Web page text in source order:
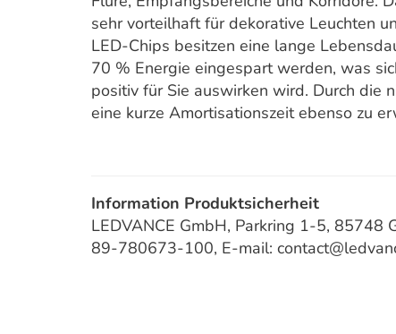
sehr vorteilhaft für dekorative Leuchten
LED-Chips besitzen eine lange
70 % Energie eingespart werden, was
positiv für Sie auswirken wird. Durch die
eine kurze Amortisationszeit ebenso zu
Information Produktsicherheit
LEDVANCE GmbH, Parkring 1-5, 85748
89-780673-100, E-mail: